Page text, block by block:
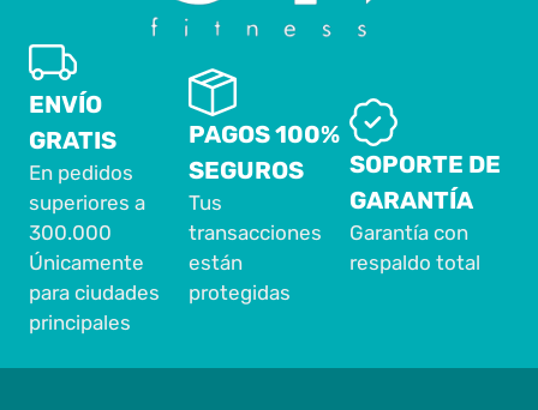
ENVÍO
GRATIS
En pedidos
superiores a
300.000
Únicamente
para ciudades
principales
PAGOS 100%
SEGUROS
Tus
transacciones
están
protegidas
SOPORTE DE
GARANTÍA
Garantía con
respaldo total